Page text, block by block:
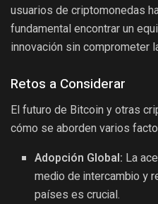
usuarios de criptomonedas
fundamental encontrar un
innovación sin comprometer
Retos a Considerar
El futuro de Bitcoin y otras
cómo se aborden varios
Adopción Global: La
medio de intercambio y
países es crucial.